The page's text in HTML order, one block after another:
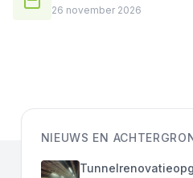
26 november 2026
NIEUWS EN